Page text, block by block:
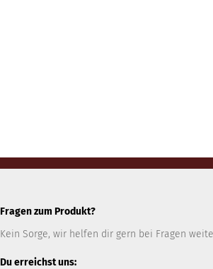
Fragen zum Produkt?
Kein Sorge, wir helfen dir gern bei Fragen
Du erreichst uns: